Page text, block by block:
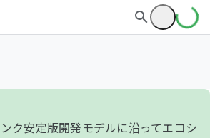
ク安定版開発モデルに沿ってエコシ